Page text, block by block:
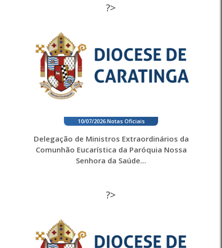
?>
10/07/2026. Notas Oficiais
Delegação de Ministros Extraordinários da
Comunhão Eucarística da Paróquia Nossa
Senhora da Saúde...
?>